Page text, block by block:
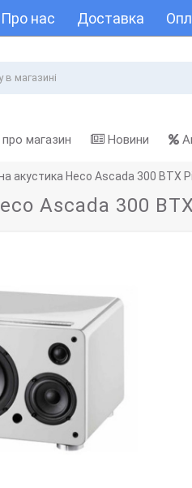
Про нас Доставка
про магазин Новини
акустика Heco Ascada 300 BTX
Ascada 300